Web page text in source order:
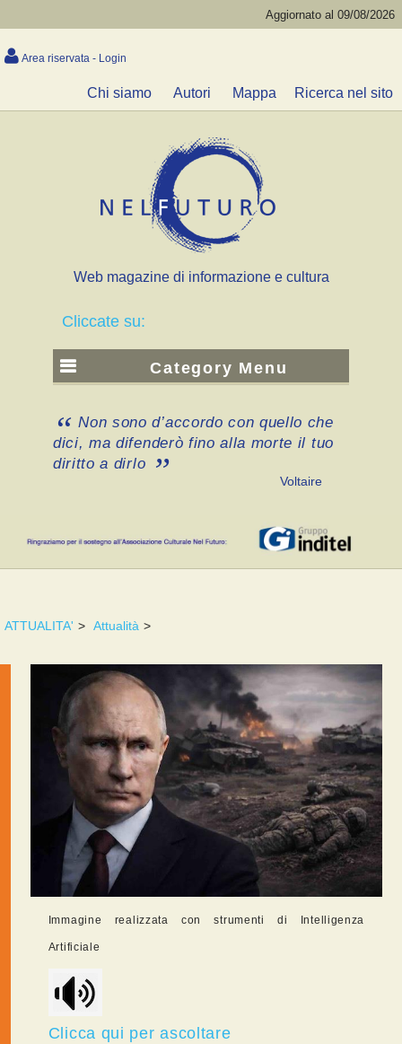
Aggiornato al 09/08/2026
Area riservata - Login
Chi siamo Autori Mappa Ricerca nel sito
Web magazine di informazione e cultura
Cliccate su:
Category Menu
Non sono d’accordo con quello che
dici, ma difenderò fino alla morte il tuo
diritto a dirlo
Voltaire
ATTUALITA' > Attualità >
Immagine realizzata con strumenti di Intelligenza
Artificiale
Clicca qui per ascoltare